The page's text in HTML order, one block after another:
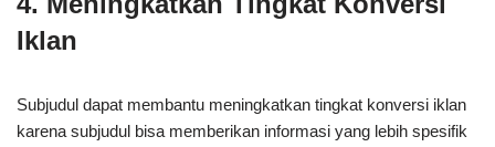
Iklan
Subjudul dapat membantu meningkatkan tingkat konversi iklan
karena subjudul bisa memberikan informasi yang lebih spesifik